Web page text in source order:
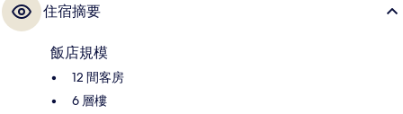
住宿摘要
飯店規模
12 間客房
6 層樓